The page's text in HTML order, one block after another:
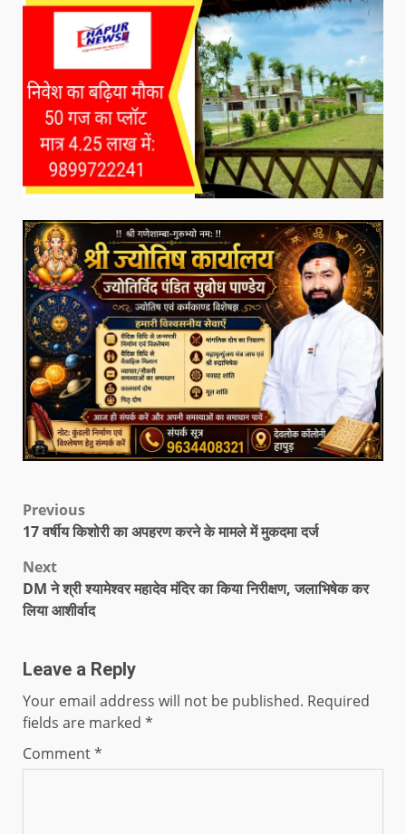
Previous
17 वर्षीय किशोरी का अपहरण करने के मामले में मुकदमा दर्ज
Next
DM ने श्री श्यामेश्वर महादेव मंदिर का किया निरीक्षण, जलाभिषेक कर
लिया आशीर्वाद
Leave a Reply
Your email address will not be published. Required
fields are marked *
Comment*